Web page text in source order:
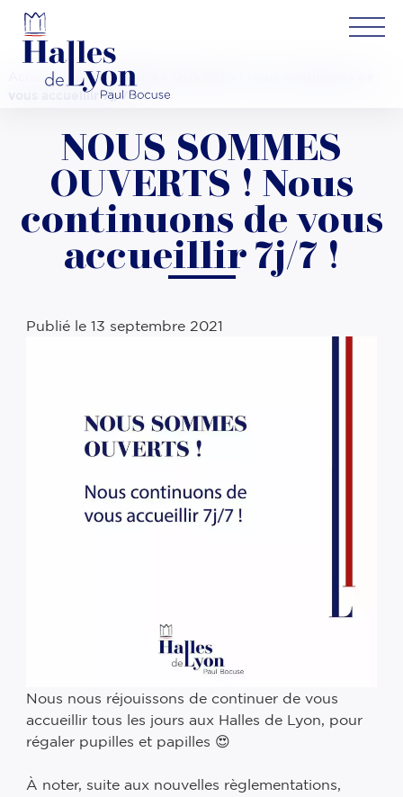
Accueil »
NOUS SOMMES OUVERTS ! Nous continuons de
vous accueillir 7j/7 !
NOUS SOMMES
OUVERTS ! Nous
continuons de vous
accueillir 7j/7 !
Publié le 13 septembre 2021
Nous nous réjouissons de continuer de vous
accueillir tous les jours aux Halles de Lyon, pour
régaler pupilles et papilles 😍 ⠀
À noter, suite aux nouvelles règlementations,